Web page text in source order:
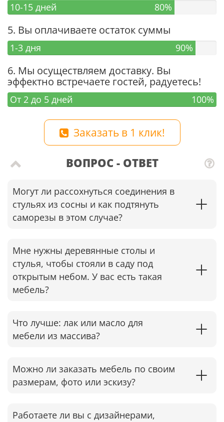
10-15 дней 80%
5. Вы оплачиваете остаток суммы
1-3 дня 90%
6. Мы осуществляем доставку. Вы
эффектно встречаете гостей, радуетесь!
От 2 до 5 дней 100%
Заказать в 1 клик!
ВОПРОС - ОТВЕТ
Могут ли рассохнуться соединения в
стульях из сосны и как подтянуть
саморезы в этом случае?​
Мне нужны деревянные столы и
стулья, чтобы стояли в саду под
открытым небом. У вас есть такая
мебель?
Что лучше: лак или масло для
мебели из массива?
Можно ли заказать мебель по своим
размерам, фото или эскизу?
Работаете ли вы с дизайнерами,